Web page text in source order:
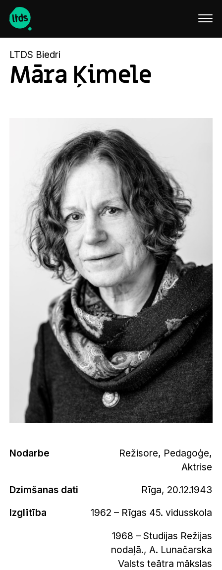
LTDS Biedri
Māra Ķimele
Nodarbe
Režisore, Pedagoģe,
Aktrise
Dzimšanas dati
Rīga, 20.12.1943
Izglītība
1962 – Rīgas 45. vidusskola
1968 – Studijas Režijas
nodaļā., A. Lunačarska
Valsts teātra mākslas